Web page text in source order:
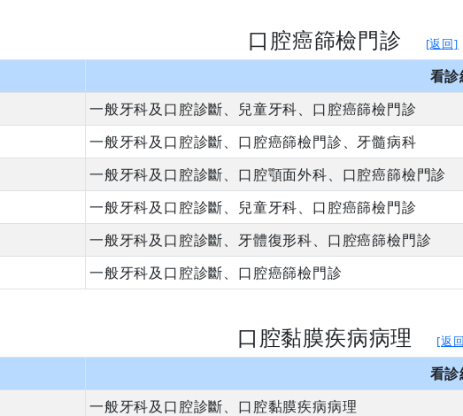
口腔癌篩檢門診 [返回]
看
一般牙科及口腔診斷、兒童牙科、口腔癌篩檢門診
一般牙科及口腔診斷、口腔癌篩檢門診、牙髓病科
一般牙科及口腔診斷、口腔顎面外科、口腔癌篩檢門診
一般牙科及口腔診斷、兒童牙科、口腔癌篩檢門診
一般牙科及口腔診斷、牙體復形科、口腔癌篩檢門診
一般牙科及口腔診斷、口腔癌篩檢門診
口腔黏膜疾病病理 [返
看
一般牙科及口腔診斷、口腔黏膜疾病病理